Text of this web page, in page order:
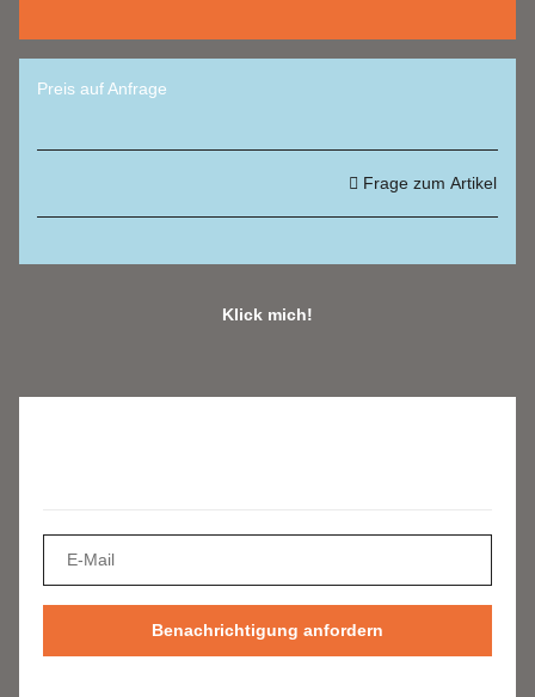
Preis auf Anfrage
Frage zum Artikel
Klick mich!
E-Mail
Benachrichtigung anfordern